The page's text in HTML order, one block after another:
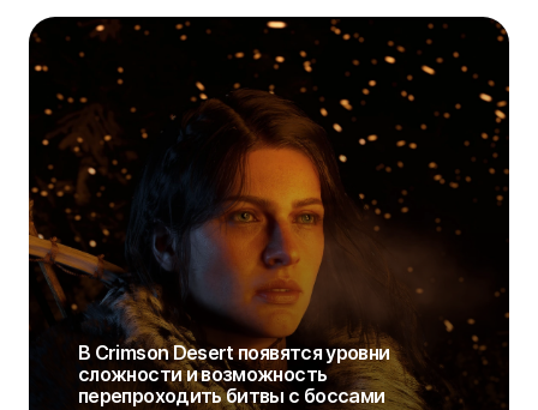
В Crimson Desert появятся уровни
сложности и возможность
перепроходить битвы с боссами